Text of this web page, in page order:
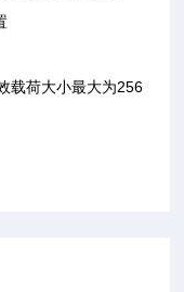
载荷大小最大为256